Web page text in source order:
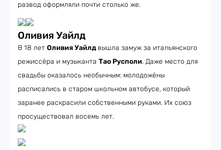
развод оформляли почти столько же.
Оливия Уайлд
В 18 лет Оливия Уайлд вышла замуж за итальянского
режиссёра и музыканта Тао Русполи. Даже место для
свадьбы оказалось необычным: молодожёны
расписались в старом школьном автобусе, который
заранее раскрасили собственными руками. Их союз
просуществовал восемь лет.